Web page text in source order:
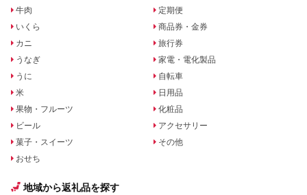
牛肉
いくら
カニ
うなぎ
うに
米
果物・フルーツ
ビール
菓子・スイーツ
おせち
定期便
商品券・金券
旅行券
家電・電化製品
自転車
日用品
化粧品
アクセサリー
その他
地域から返礼品を探す